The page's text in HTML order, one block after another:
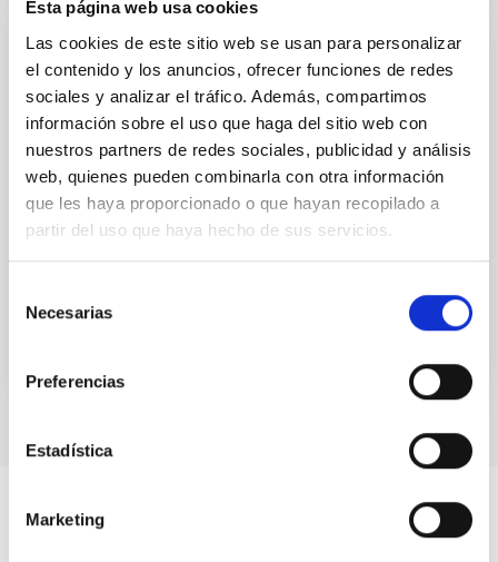
Esta página web usa cookies
Las cookies de este sitio web se usan para personalizar
el contenido y los anuncios, ofrecer funciones de redes
sociales y analizar el tráfico. Además, compartimos
información sobre el uso que haga del sitio web con
nuestros partners de redes sociales, publicidad y análisis
web, quienes pueden combinarla con otra información
que les haya proporcionado o que hayan recopilado a
partir del uso que haya hecho de sus servicios.
Necesarias
Preferencias
Estadística
Marketing
CHARLA
Which galaxies host bars and disks? A
study of the Coma Cluster ; (2)First results
of Herschel and the HerMES extragalactic
survey
(1) In this talk I will present a recent study of the bar
fraction in the Coma Cluster galaxies based on a
sample of 190 galaxies selected from the Sloan...